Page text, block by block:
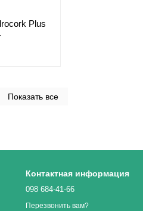
Plus
Показать все
Контактная информация
098 684-41-66
Перезвонить вам?